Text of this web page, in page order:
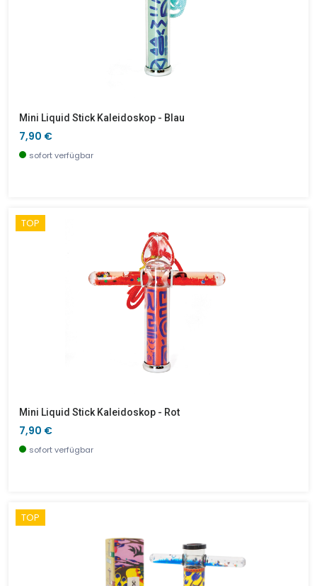
Mini Liquid Stick Kaleidoskop - Blau
7,90 €
sofort verfügbar
TOP
Mini Liquid Stick Kaleidoskop - Rot
7,90 €
sofort verfügbar
TOP